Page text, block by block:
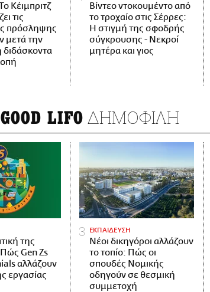
Κέιμπριτζ
τις
πρόσληψης
μετά την
διδάσκοντα
Βίντεο ντοκουμέντο από
το τροχαίο στις Σέρρες:
Η στιγμή της σφοδρής
σύγκρουσης - Νεκροί
μητέρα και γιος
LIFO ΔΗΜΟΦΙΛΗ
της
Πώς Gen Zs
αλλάζουν
εργασίας
ΕΚΠΑΙΔΕΥΣΗ
Νέοι δικηγόροι αλλάζουν
το τοπίο: Πώς οι
σπουδές Νομικής
οδηγούν σε θεσμική
συμμετοχή